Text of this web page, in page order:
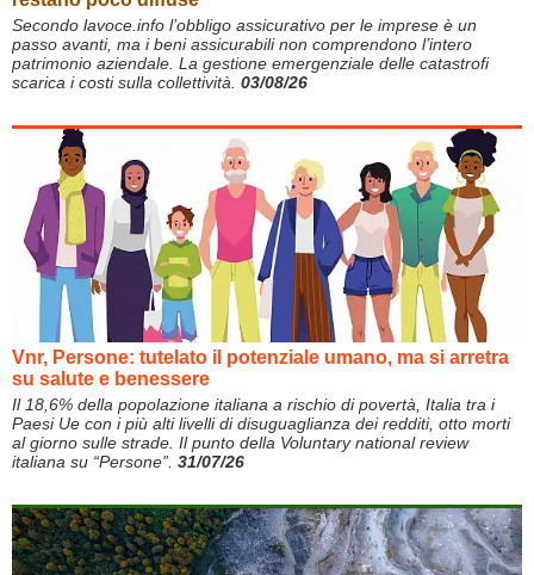
Secondo lavoce.info l’obbligo assicurativo per le imprese è un
passo avanti, ma i beni assicurabili non comprendono l’intero
patrimonio aziendale. La gestione emergenziale delle catastrofi
scarica i costi sulla collettività. 03/08/26
Vnr, Persone: tutelato il potenziale umano, ma si arretra
su salute e benessere
Il 18,6% della popolazione italiana a rischio di povertà, Italia tra i
Paesi Ue con i più alti livelli di disuguaglianza dei redditi, otto morti
al giorno sulle strade. Il punto della Voluntary national review
italiana su “Persone”. 31/07/26